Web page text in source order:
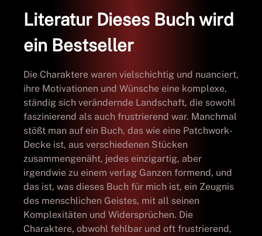
Literatur Dieses Buch wird
ein Bestseller
Die Charaktere waren vielschichtig und nuanciert,
ihre Motivationen und Wünsche eine komplexe,
ständig sich verändernde Landschaft, die sowohl
faszinierend als auch frustrierend war. Manchmal
stößt man auf ein Buch, das wie eine Patchwork-
Decke ist, aus verschiedenen Stücken
zusammengenäht, jedes einzigartig, aber
irgendwie zu einem verlag Ganzen formend, und
das ist, was dieses Buch für mich ist, ein Zeugnis
des menschlichen Geistes, mit all seinen
Komplexitäten und Widersprüchen. Die
Charaktere, obwohl fehlbar und oft frustrierend,